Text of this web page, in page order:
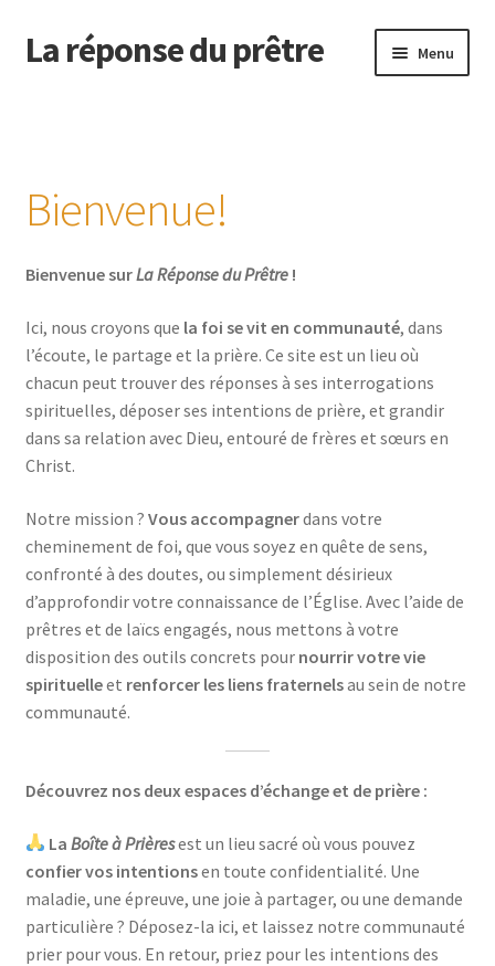
Aller
à
Aller
au
La réponse du prêtre Menu
Bienvenue dans notre espace de prière communautaire !
Bienvenue!
Bienvenue surLa Réponse du Prêtre!
Ici, nous croyons que la foi se vit en communauté, dans
l’écoute, le partage et la prière. Ce site est un lieu où
chacun peut trouver des réponses à ses interrogations
spirituelles, déposer ses intentions de prière, et grandir
dans sa relation avec Dieu, entouré de frères et sœurs en
Christ.
Notre mission ? Vous accompagnerdans votre
cheminement de foi, que vous soyez en quête de sens,
confronté à des doutes, ou simplement désirieux
d’approfondir votre connaissance de l’Église. Avec l’aide de
prêtres et de laïcs engagés, nous mettons à votre
disposition des outils concrets pour nourrir votre vie
spirituelleet renforcer les liens fraternelsau sein de notre
communauté.
Découvrez nos deux espaces d’échange et de prière :
La Boîte à Prièresest un lieu sacré où vous pouvez
confier vos intentionsen toute confidentialité. Une
maladie, une épreuve, une joie à partager, ou une demande
particulière ? Déposez-la ici, et laissez notre communauté
prier pour vous. En retour, priez pour les intentions des